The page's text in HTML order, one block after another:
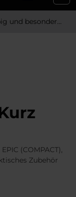
besonders Angenehm
(COMPACT),
Zubehör